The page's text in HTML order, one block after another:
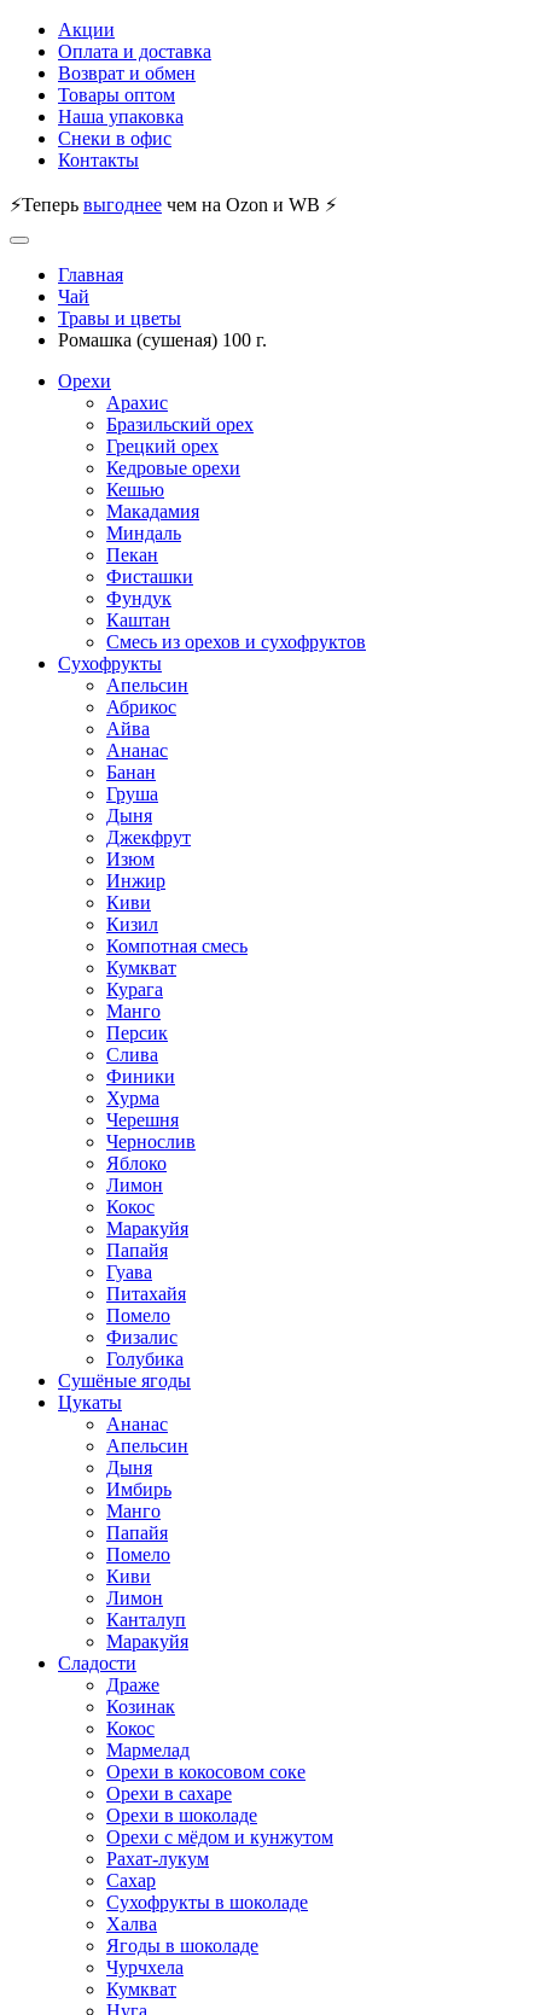
Акции
Оплата и доставка
Возврат и обмен
Товары оптом
Наша упаковка
Снеки в офис
Контакты
⚡Теперь выгоднее чем на Ozon и WB ⚡
Главная
Чай
Травы и цветы
Ромашка (сушеная) 100 г.
Орехи
Арахис
Бразильский орех
Грецкий орех
Кедровые орехи
Кешью
Макадамия
Миндаль
Пекан
Фисташки
Фундук
Каштан
Смесь из орехов и сухофруктов
Сухофрукты
Апельсин
Абрикос
Айва
Ананас
Банан
Груша
Дыня
Джекфрут
Изюм
Инжир
Киви
Кизил
Компотная смесь
Кумкват
Курага
Манго
Персик
Слива
Финики
Хурма
Черешня
Чернослив
Яблоко
Лимон
Кокос
Маракуйя
Папайя
Гуава
Питахайя
Помело
Физалис
Голубика
Сушёные ягоды
Цукаты
Ананас
Апельсин
Дыня
Имбирь
Манго
Папайя
Помело
Киви
Лимон
Канталуп
Маракуйя
Сладости
Драже
Козинак
Кокос
Мармелад
Орехи в кокосовом соке
Орехи в сахаре
Орехи в шоколаде
Орехи с мёдом и кунжутом
Рахат-лукум
Сахар
Сухофрукты в шоколаде
Халва
Ягоды в шоколаде
Чурчхела
Кумкват
Нуга